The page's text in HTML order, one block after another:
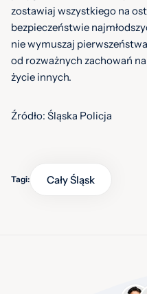
zostawiaj wszystkiego na
bezpieczeństwie
nie wymuszaj
od rozważnych zachowań
życie innych.
Źródło: Śląska Policja
Tagi: Cały Śląsk